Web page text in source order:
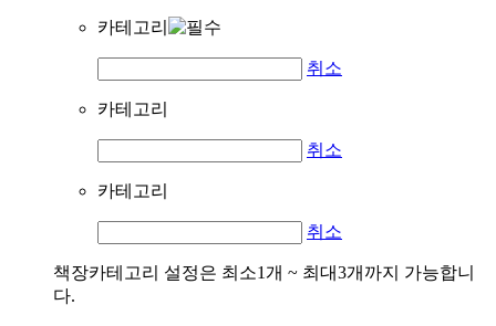
카테고리
취소
카테고리
취소
카테고리
취소
책장카테고리 설정은 최소1개 ~ 최대3개까지 가능합니
다.